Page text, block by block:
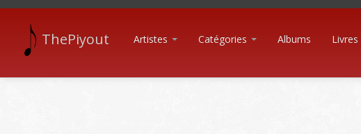
ThePiyout Artistes Catégories Albums Livres